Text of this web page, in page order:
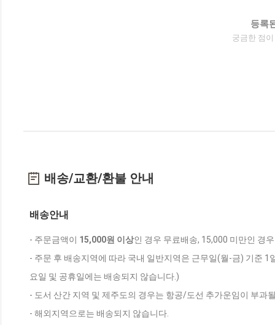
등록
궁금한 점
배송/교환/환불 안내
배송안내
- 주문금액이 15,000원 이상인 경우 무료배송, 15,000 미만인 경
- 주문 후 배송지역에 따라 국내 일반지역은 근무일(월-금) 기준
요일 및 공휴일에는 배송되지 않습니다.)
- 도서 산간 지역 및 제주도의 경우는 항공/도선 추가운임이 부과
- 해외지역으로는 배송되지 않습니다.